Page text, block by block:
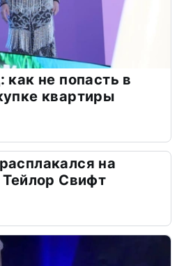
не попасть в
квартиры
на
Тейлор Свифт